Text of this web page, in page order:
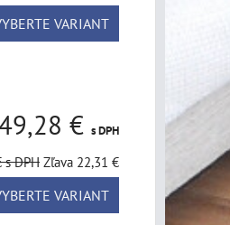
VARIANT
€ s DPH
s DPH Zľava 22,31 €
VARIANT